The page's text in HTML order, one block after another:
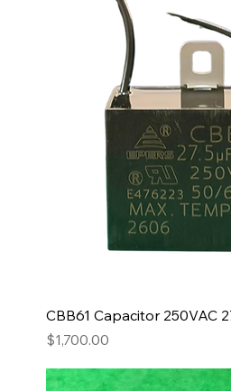
CBB61 Capacitor 250VAC
Precio
$1,700.00